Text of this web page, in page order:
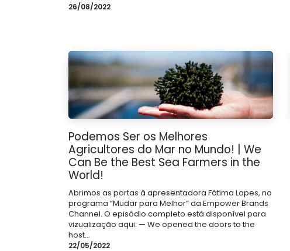
26/08/2022
Podemos Ser os Melhores
Agricultores do Mar no Mundo! | We
Can Be the Best Sea Farmers in the
World!
Abrimos as portas à apresentadora Fátima Lopes, no
programa “Mudar para Melhor” da Empower Brands
Channel. O episódio completo está disponível para
vizualização aqui: — We opened the doors to the
host...
22/05/2022